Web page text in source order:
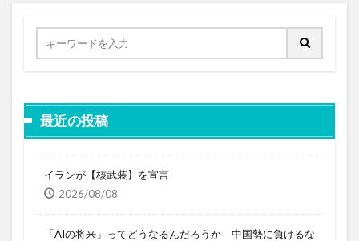
最近の投稿
イランが【核武装】を宣言
2026/08/08
「AIの将来」ってどうなるんだろうか 中国勢に負けるな